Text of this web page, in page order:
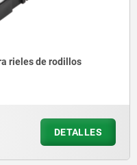
rieles de rodillos
DETALLES